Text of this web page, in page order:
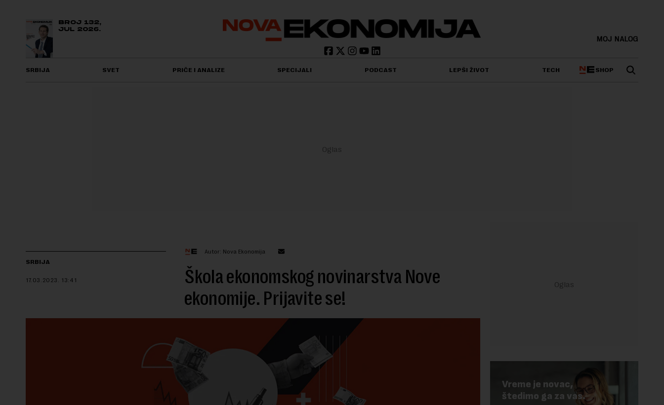
BROJ 132,
JUL 2026.
MOJ NALOG
SRBIJA SVET PRIČE I ANALIZE SPECIJALI PODCAST LEPŠI ŽIVOT TECH SHOP
SRBIJA
17.03.2023. 13:41
Autor: Nova Ekonomija
Škola ekonomskog novinarstva Nove
ekonomije. Prijavite se!
Vreme je novac,
štedimo ga za vas.